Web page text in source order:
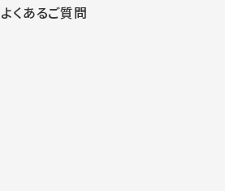
よくあるご質問